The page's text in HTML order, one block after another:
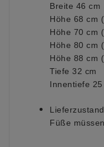
Breite 46 cm
Höhe 68 cm
Höhe 70 cm
Höhe 80 cm
Höhe 88 cm
Tiefe 32 cm
Innentiefe
Füße